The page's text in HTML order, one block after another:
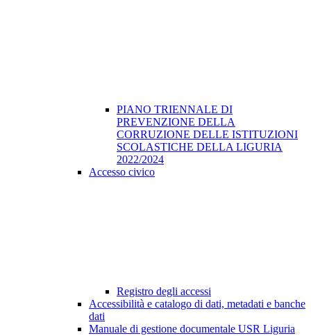
PIANO TRIENNALE DI
PREVENZIONE DELLA
CORRUZIONE DELLE ISTITUZIONI
SCOLASTICHE DELLA LIGURIA
2022/2024
Accesso civico
Registro degli accessi
Accessibilità e catalogo di dati, metadati e banche
dati
Manuale di gestione documentale USR Liguria